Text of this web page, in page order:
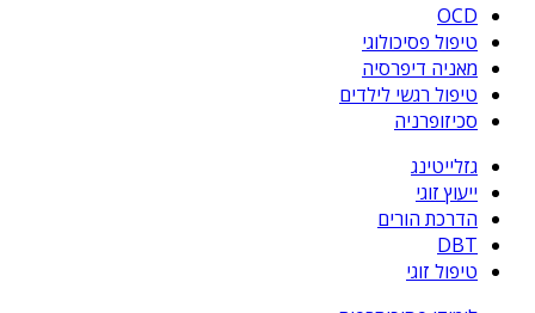
OCD
טיפול פסיכולוגי
מאניה דיפרסיה
טיפול רגשי לילדים
סכיזופרניה
גזלייטינג
ייעוץ זוגי
הדרכת הורים
DBT
טיפול זוגי